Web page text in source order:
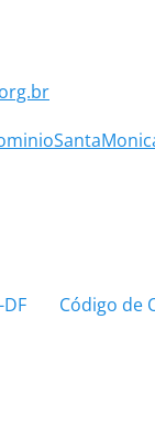
Próximo
Código de